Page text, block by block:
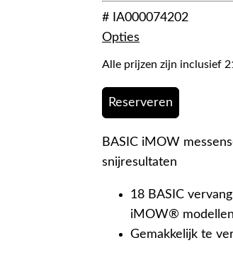
# IA000074202
Opties
Alle prijzen zijn inclusief
Reserveren
BASIC iMOW
snijresultaten
18 BASIC
iMOW®
Gemakkelijk te